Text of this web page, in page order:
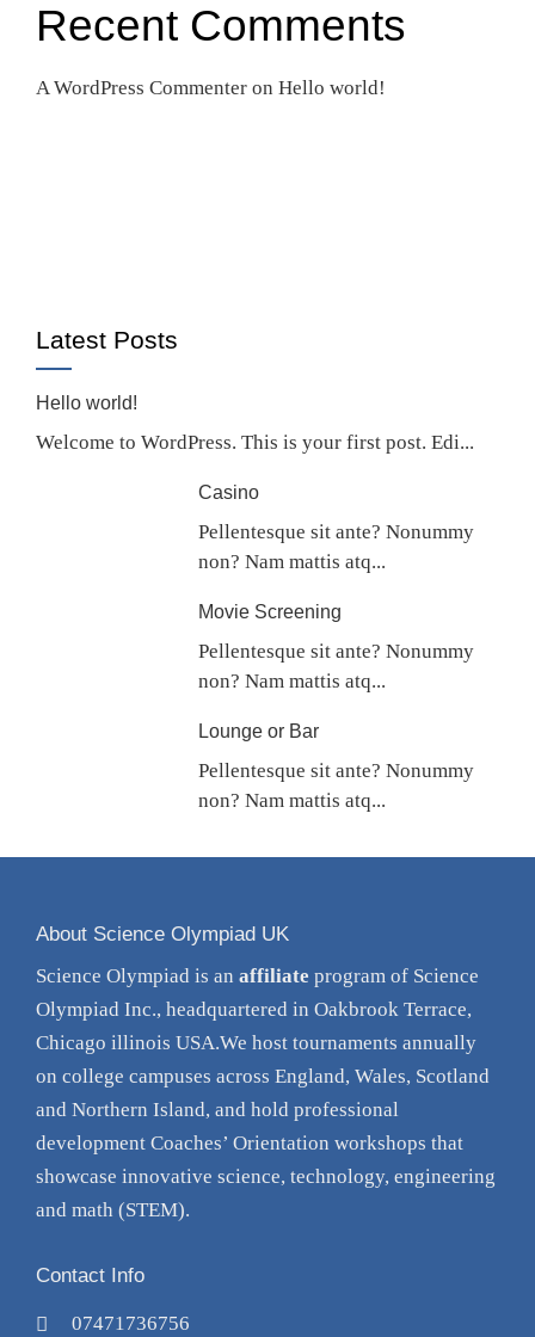
Recent Comments
A WordPress Commenter on Hello world!
Latest Posts
Hello world!
Welcome to WordPress. This is your first post. Edi...
Casino
Pellentesque sit ante? Nonummy
non? Nam mattis atq...
Movie Screening
Pellentesque sit ante? Nonummy
non? Nam mattis atq...
Lounge or Bar
Pellentesque sit ante? Nonummy
non? Nam mattis atq...
About Science Olympiad UK
Science Olympiad is an affiliate program of Science
Olympiad Inc., headquartered in Oakbrook Terrace,
Chicago illinois USA.We host tournaments annually
on college campuses across England, Wales, Scotland
and Northern Island, and hold professional
development Coaches’ Orientation workshops that
showcase innovative science, technology, engineering
and math (STEM).
Contact Info
07471736756